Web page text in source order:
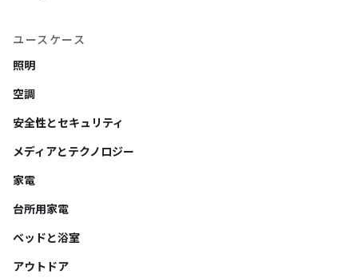
ユースケース
照明
空調
安全性とセキュリティ
メディアとテクノロジー
家電
台所用家電
ベッドと浴室
アウトドア